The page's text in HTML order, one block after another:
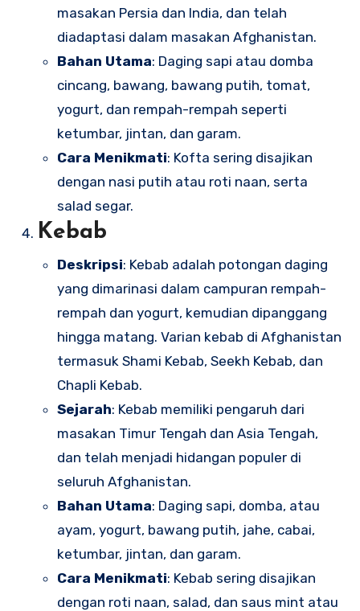
masakan Persia dan India, dan telah
diadaptasi dalam masakan Afghanistan.
Bahan Utama: Daging sapi atau domba
cincang, bawang, bawang putih, tomat,
yogurt, dan rempah-rempah seperti
ketumbar, jintan, dan garam.
Cara Menikmati: Kofta sering disajikan
dengan nasi putih atau roti naan, serta
salad segar.
Kebab
Deskripsi: Kebab adalah potongan daging
yang dimarinasi dalam campuran rempah-
rempah dan yogurt, kemudian dipanggang
hingga matang. Varian kebab di Afghanistan
termasuk Shami Kebab, Seekh Kebab, dan
Chapli Kebab.
Sejarah: Kebab memiliki pengaruh dari
masakan Timur Tengah dan Asia Tengah,
dan telah menjadi hidangan populer di
seluruh Afghanistan.
Bahan Utama: Daging sapi, domba, atau
ayam, yogurt, bawang putih, jahe, cabai,
ketumbar, jintan, dan garam.
Cara Menikmati: Kebab sering disajikan
dengan roti naan, salad, dan saus mint atau